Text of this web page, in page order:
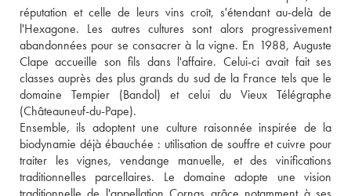
réputation et celle de leurs vins croît, s'étendant au-delà de
l'Hexagone. Les autres cultures sont alors progressivement
abandonnées pour se consacrer à la vigne. En 1988, Auguste
Clape accueille son fils dans l'affaire. Celui-ci avait fait ses
classes auprès des plus grands du sud de la France tels que le
domaine Tempier (Bandol) et celui du Vieux Télégraphe
(Châteauneuf-du-Pape).
Ensemble, ils adoptent une culture raisonnée inspirée de la
biodynamie déjà ébauchée : utilisation de souffre et cuivre pour
traiter les vignes, vendange manuelle, et des vinifications
traditionnelles parcellaires. Le domaine adopte une vision